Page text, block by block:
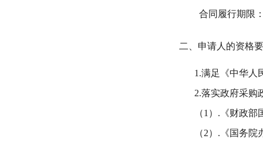
合同履行期限
二、申请人的资格
1.满足《中华人
2.落实政府采购
（1 ） . 《财政
（2） . 《国务